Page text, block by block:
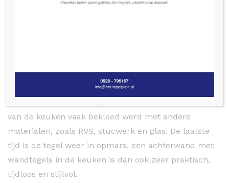
gebruiksgemak en duurzaamheid. Wandtegels
werden voorheen vooral gebruikt voor de badkamer
van de keuken vaak bekleed werd met andere
materialen, zoals RVS, stucwerk en glas. De laatste
tijd is de tegel weer in opmars, een achterwand met
wandtegels in de keuken is dan ook zeer praktisch,
tijdloos en stijlvol.